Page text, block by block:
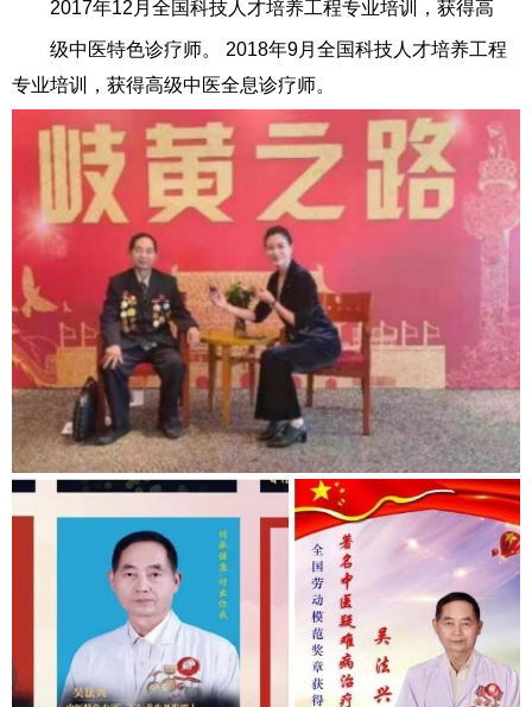
2017年12月全国科技人才培养工程专业培训，获得高
级中医特色诊疗师。 2018年9月全国科技人才培养工程
专业培训，获得高级中医全息诊疗师。